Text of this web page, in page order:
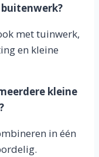
met tuinwerk,
en kleine
kleine
in één